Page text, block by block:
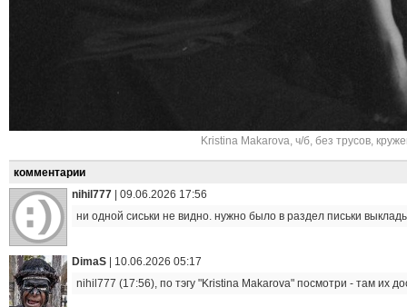
Kristina Makarova, ч/б, без трусов,
комментарии
nihil777
09.06.2026 17:56
ни одной сиськи не видно. нужно было в раздел письки
DimaS
10.06.2026 05:17
nihil777 (17:56), по тэгу "Kristina Makarova" посмотри - там их